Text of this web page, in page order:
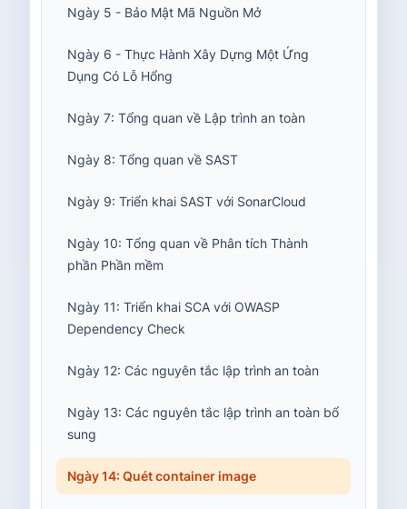
Ngày 5 - Bảo Mật Mã Nguồn Mở
Ngày 6 - Thực Hành Xây Dựng Một Ứng
Dụng Có Lỗ Hổng
Ngày 7: Tổng quan về Lập trình an toàn
Ngày 8: Tổng quan về SAST
Ngày 9: Triển khai SAST với SonarCloud
Ngày 10: Tổng quan về Phân tích Thành
phần Phần mềm
Ngày 11: Triển khai SCA với OWASP
Dependency Check
Ngày 12: Các nguyên tắc lập trình an toàn
Ngày 13: Các nguyên tắc lập trình an toàn bổ
sung
Ngày 14: Quét container image